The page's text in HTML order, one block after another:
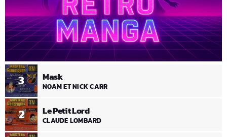
2 Le Petit Lord
CLAUDE LOMBARD
3 Mask
NOAM ET NICK CARR